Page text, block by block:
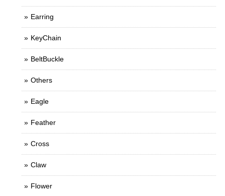
Earring
KeyChain
BeltBuckle
Others
Eagle
Feather
Cross
Claw
Flower